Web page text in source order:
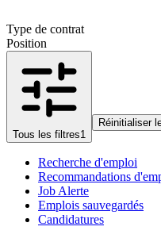
Type de contrat
Position
Tous les filtres1
Réinitialiser
Recherche d'emploi
Recommandations
Job Alerte
Emplois sauvegardés
Candidatures